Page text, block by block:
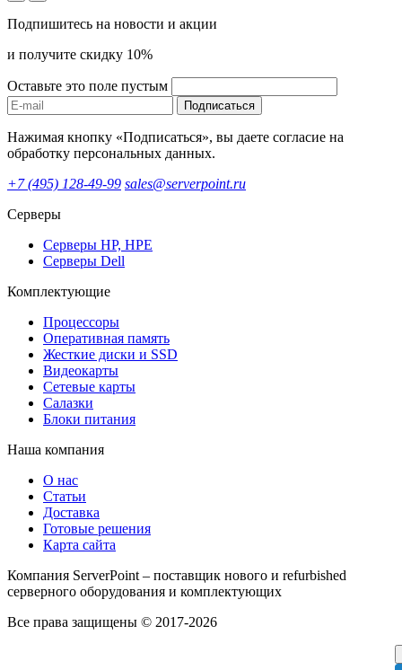
Подпишитесь на новости и акции
и получите скидку 10%
Оставьте это поле пустым
Подписаться
Нажимая кнопку «Подписаться», вы даете согласие на
обработку персональных данных.
+7 (495) 128-49-99 sales@serverpoint.ru
Серверы
Серверы HP, HPE
Серверы Dell
Комплектующие
Процессоры
Оперативная память
Жесткие диски и SSD
Видеокарты
Сетевые карты
Салазки
Блоки питания
Наша компания
О нас
Статьи
Доставка
Готовые решения
Карта сайта
Компания ServerPoint – поставщик нового и refurbished
серверного оборудования и комплектующих
Все права защищены © 2017-2026